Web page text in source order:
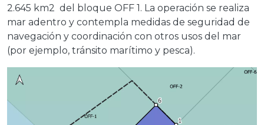
2.645 km2 del bloque OFF 1. La operación se realiza
mar adentro y contempla medidas de seguridad de
navegación y coordinación con otros usos del mar
(por ejemplo, tránsito marítimo y pesca).
Imagen